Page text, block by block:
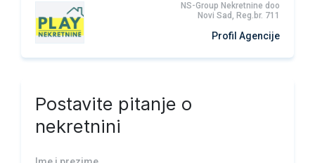
NS-Group Nekretnine doo
Novi Sad, Reg.br. 711
Profil Agencije
Postavite pitanje o
nekretnini